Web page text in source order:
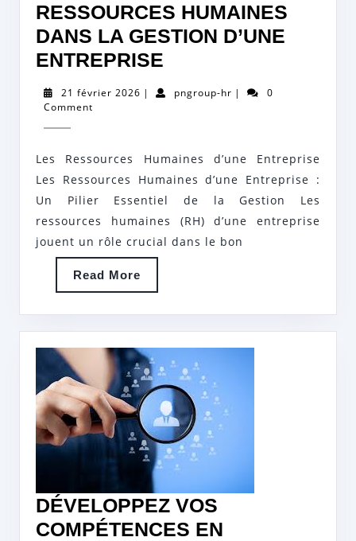
RESSOURCES HUMAINES
DANS LA GESTION D’UNE
ENTREPRISE
DANS
LA
GESTION
D’UNE
ENTREPRISE
21 février 2026 21| pngroup-hrpngroup-
|
0
Comment
Les Ressources Humaines d’une Entreprise
Les Ressources Humaines d’une Entreprise :
Un Pilier Essentiel de la Gestion Les
ressources humaines (RH) d’une entreprise
jouent un rôle crucial dans le bon
Read More
More
DÉVELOPPEZ VOS
COMPÉTENCES EN